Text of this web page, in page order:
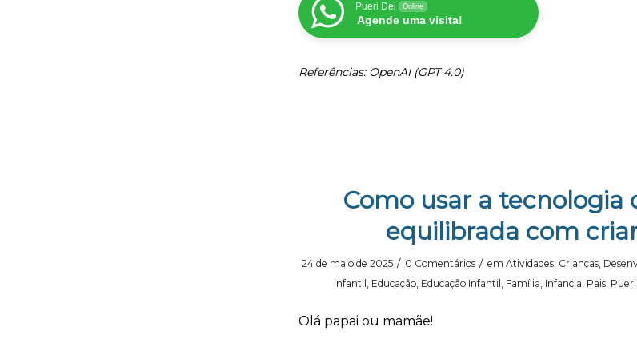
Pueri Dei Online
Agende uma visita!
Referências: OpenAI (GPT 4.0)
Como usar a tecnologia
equilibrada com
24 de maio de 2025 / 0 Comentários / em Atividades, Crianças,
infantil , Educação, Educação Infantil , Família, Infancia, Pais,
Olá papai ou mamãe!